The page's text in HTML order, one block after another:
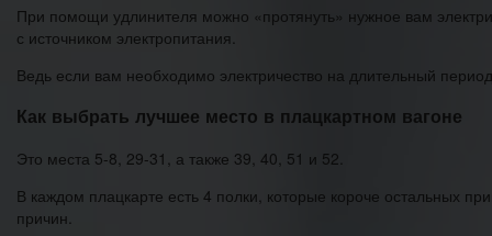
При помощи удлинителя можно «протянуть» нужное вам
с источником электропитания.
Ведь если вам необходимо электричество на длительный
Как выбрать лучшее место в плацкартном вагоне
Это места 5-8, 29-31, а также 39, 40, 51 и 52.
В каждом плацкарте есть 4 полки, которые короче остальных
причин.